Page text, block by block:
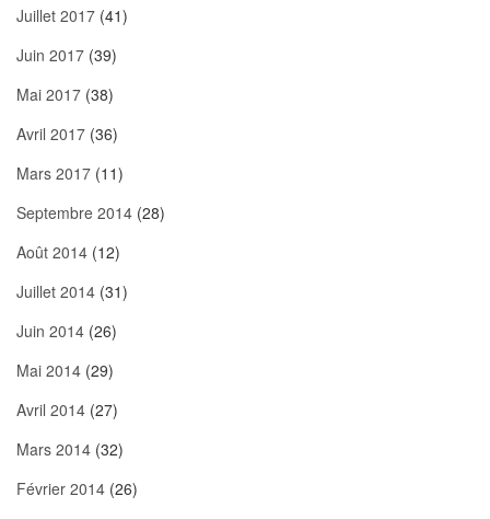
Juillet 2017 (41)
Juin 2017 (39)
Mai 2017 (38)
Avril 2017 (36)
Mars 2017 (11)
Septembre 2014 (28)
Août 2014 (12)
Juillet 2014 (31)
Juin 2014 (26)
Mai 2014 (29)
Avril 2014 (27)
Mars 2014 (32)
Février 2014 (26)